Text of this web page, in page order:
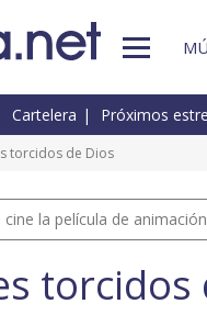
Cartelera Próximos
torcidos de Dios
cine la película de
torcidos